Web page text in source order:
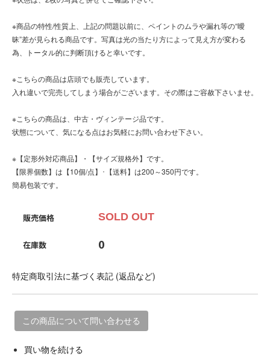
※商品の特性/性質上、上記の問題以前に、ペイントのムラや漏れ等の“曖
昧”差が見られる商品です。写真は光の当たり方によって見え方が変わる
為、トータル的に判断頂けると幸いです。
※こちらの商品は店頭でも販売しています。
入れ違いで完売してしまう場合がございます。その際はご容赦下さいませ。
※こちらの商品は、中古・ヴィンテージ品です。
状態について、気になる点はお気軽にお問い合わせ下さい。
※【定形外対応商品】・【サイズ規格外】です。
【限界個数】は【10個/点】･【送料】は200～350円です。
簡易包装です。
販売価格 SOLD OUT
在庫数 0
特定商取引法に基づく表記 (返品など)
この商品について問い合わせる
買い物を続ける